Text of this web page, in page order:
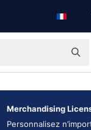
Merchandising
Personnalisez